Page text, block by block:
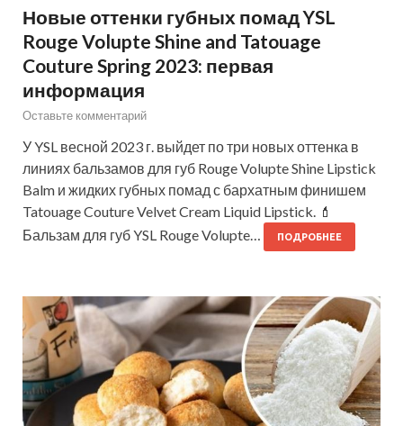
Новые оттенки губных помад YSL
Rouge Volupte Shine and Tatouage
Couture Spring 2023: первая
информация
Оставьте комментарий
У YSL весной 2023 г. выйдет по три новых оттенка в
линиях бальзамов для губ Rouge Volupte Shine Lipstick
Balm и жидких губных помад с бархатным финишем
Tatouage Couture Velvet Cream Liquid Lipstick. 💄
Бальзам для губ YSL Rouge Volupte…
ПОДРОБНЕЕ